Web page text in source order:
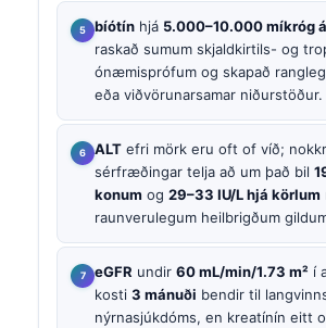
bíótín hjá 5.000–10.000 míkróg
raskað sumum skjaldkirtils- og
ónæmisprófum og skapað
eða viðvörunarsamar niðurstöður.
ALT efri mörk eru oft of víð;
sérfræðingar telja að um það bil
konum og 29–33 IU/L hjá körlum
raunverulegum heilbrigðum
eGFR undir 60 mL/min/1.73 m² í
kosti 3 mánuði bendir til
nýrnasjúkdóms, en kreatínín eitt